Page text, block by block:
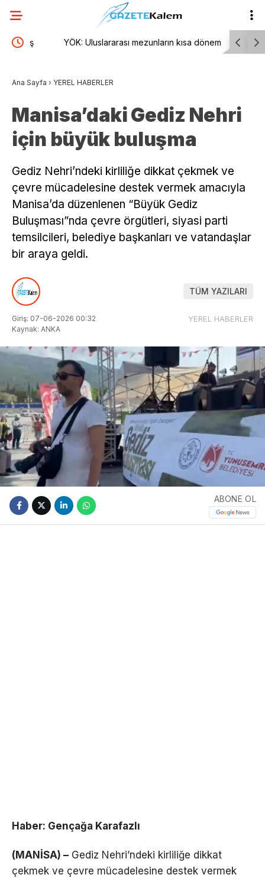
YÖK: Uluslararası mezunların kısa dönem ikamet “Mylasa
Ana Sayfa › YEREL HABERLER
Manisa’daki Gediz Nehri
için büyük buluşma
Gediz Nehri’ndeki kirliliğe dikkat çekmek ve
çevre mücadelesine destek vermek amacıyla
Manisa’da düzenlenen “Büyük Gediz
Buluşması”nda çevre örgütleri, siyasi parti
temsilcileri, belediye başkanları ve vatandaşlar
bir araya geldi.
TÜM YAZILARI
Giriş: 07-06-2026 00:32
Kaynak: ANKA
YEREL HABERLER
ABONE OL
Haber: Gençağa Karafazlı
(MANİSA) – Gediz Nehri’ndeki kirliliğe dikkat
çekmek ve çevre mücadelesine destek vermek